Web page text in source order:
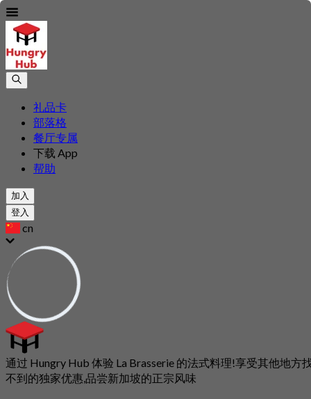
礼品卡
部落格
餐厅专属
下载 App
帮助
加入
登入
cn
通过 Hungry Hub 体验 La Brasserie 的法式料理!享受其他地方
不到的独家优惠,品尝新加坡的正宗风味